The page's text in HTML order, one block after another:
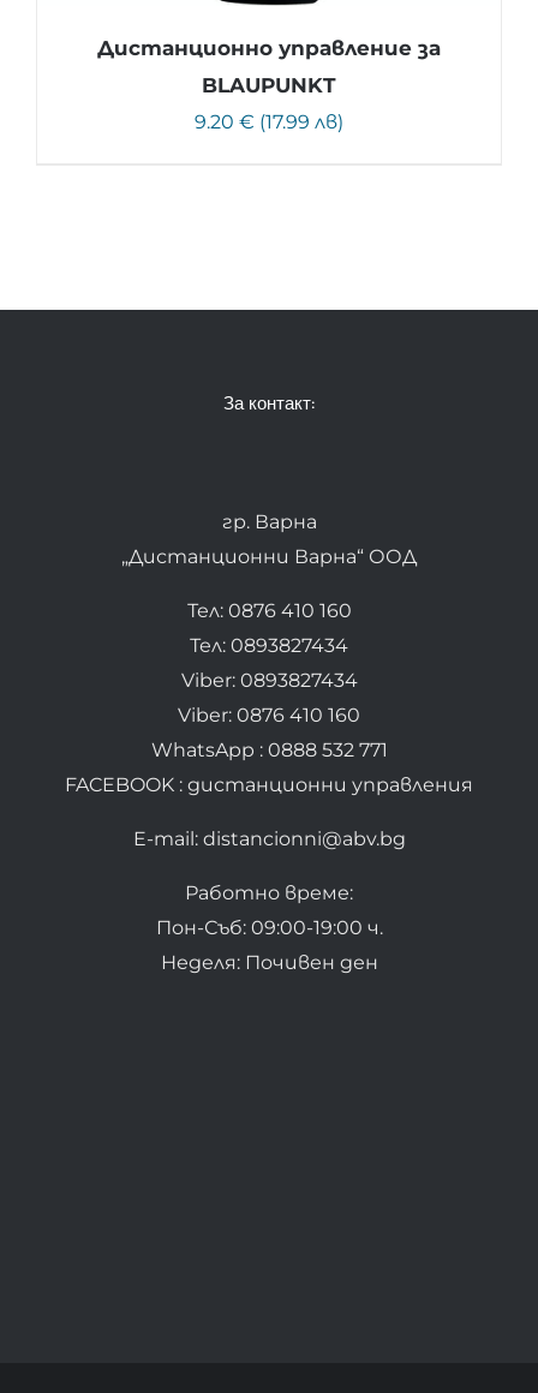
Дистанционно управление за
BLAUPUNKT
9.20 € (17.99 лв)
За контакт:
гр. Варна
„Дистанционни Варна“ ООД
Тел: 0876 410 160
Тел: 0893827434
Viber: 0893827434
Viber: 0876 410 160
WhatsApp : 0888 532 771
FACEBOOK : дистанционни управления
E-mail: distancionni@abv.bg
Работно време:
Пон-Съб: 09:00-19:00 ч.
Неделя: Почивен ден